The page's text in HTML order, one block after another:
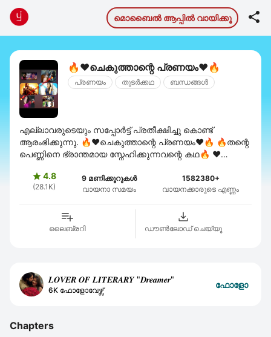
മൊബൈല്‍ ആപ്പില്‍ വായിക്കൂ 
🔥❤ചെകുത്താന്റെ പ്രണയം❤🔥
പ്രണയം തുടര്‍ക്കഥ ബന്ധങ്ങള്‍
എല്ലാവരുടെയും സപ്പോർട്ട് പ്രതീക്ഷിച്ചു കൊണ്ട്
ആരംഭിക്കുന്നു. 🔥❤ചെകുത്താന്റെ പ്രണയം❤🔥 🔥തന്റെ
പെണ്ണിനെ ഭ്രാന്തമായ സ്നേഹിക്കുന്നവന്റെ കഥ🔥 ❤
4.8
(28.1K)
9 മണിക്കൂറുകൾ
വായനാ സമയം
1582380+
വായനക്കാരുടെ എണ്ണം
ലൈബ്രറി ഡൗണ്‍ലോഡ് ചെയ്യൂ
𝑳𝑶𝑽𝑬𝑹 𝑶𝑭 𝑳𝑰𝑻𝑬𝑹𝑨𝑹𝒀 "𝑫𝒓𝒆𝒂𝒎𝒆𝒓"
6K ഫോളോവേഴ്സ്
ഫോളോ
Chapters